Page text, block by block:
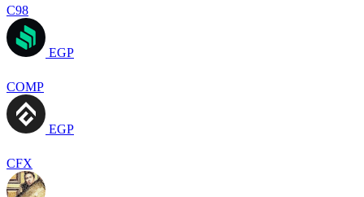
C98
EGP
COMP
EGP
CFX